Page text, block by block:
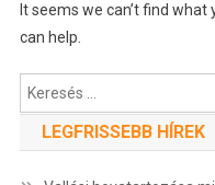
It seems we can’t find what
can help.
Keresés:
LEGFRISSEBB HÍREK